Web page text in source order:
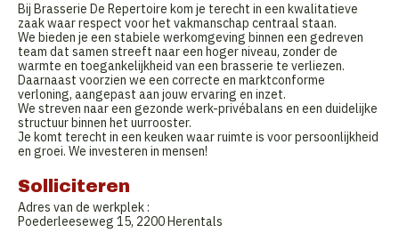
Bij Brasserie De Repertoire kom je terecht in een kwalitatieve
zaak waar respect voor het vakmanschap centraal staan.
We bieden je een stabiele werkomgeving binnen een gedreven
team dat samen streeft naar een hoger niveau, zonder de
warmte en toegankelijkheid van een brasserie te verliezen.
Daarnaast voorzien we een correcte en marktconforme
verloning, aangepast aan jouw ervaring en inzet.
We streven naar een gezonde werk-privébalans en een duidelijke
structuur binnen het uurrooster.
Je komt terecht in een keuken waar ruimte is voor persoonlijkheid
en groei. We investeren in mensen!
Solliciteren
Adres van de werkplek :
Poederleeseweg 15, 2200 Herentals